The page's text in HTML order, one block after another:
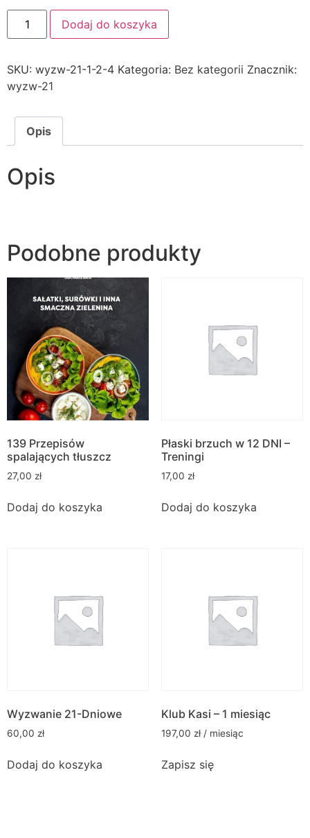
ilość
Przepisów
tarczycy.
97
zł
Dodaj do koszyka
SKU: wyzw-21-1-2-4 Kategoria: Bez kategorii Znacznik:
wyzw-21
Opis
Opis
Podobne produkty
139 Przepisów
spalających tłuszcz
27,00 zł
Dodaj do koszyka
Płaski brzuch w 12 DNI –
Treningi
17,00 zł
Dodaj do koszyka
Wyzwanie 21-Dniowe
60,00 zł
Dodaj do koszyka
Klub Kasi – 1 miesiąc
197,00 zł / miesiąc
Zapisz się